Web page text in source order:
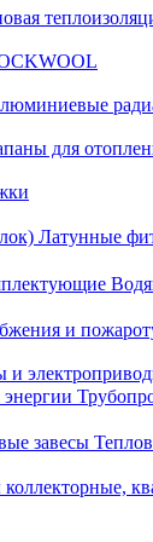
для
Латунные
и
и
завесы